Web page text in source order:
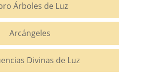
Árboles de Luz
Arcángeles
Divinas de Luz